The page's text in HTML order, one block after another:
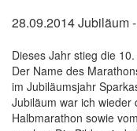
28.09.2014 Jubiläum
Dieses Jahr stieg die
Der Name des
im Jubiläumsjahr
Jubiläum war ich wieder
Halbmarathon sowie